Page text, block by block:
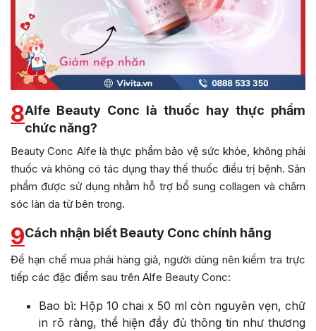
8Alfe Beauty Conc là thuốc hay thực phẩm
chức năng?
Beauty Conc Alfe là thực phẩm bảo vệ sức khỏe, không phải
thuốc và không có tác dụng thay thế thuốc điều trị bệnh. Sản
phẩm được sử dụng nhằm hỗ trợ bổ sung collagen và chăm
sóc làn da từ bên trong.
9Cách nhận biết Beauty Conc chính hãng
Để hạn chế mua phải hàng giả, người dùng nên kiểm tra trực
tiếp các đặc điểm sau trên Alfe Beauty Conc:
Bao bì: Hộp 10 chai x 50 ml còn nguyên vẹn, chữ
in rõ ràng, thể hiện đầy đủ thông tin như thương